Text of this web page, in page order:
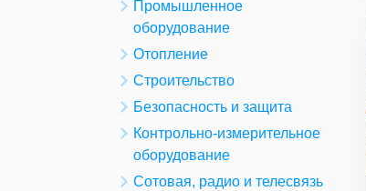
Промышленное
оборудование
Отопление
Строительство
Безопасность и защита
Контрольно-измерительное
оборудование
Сотовая, радио и телесвязь